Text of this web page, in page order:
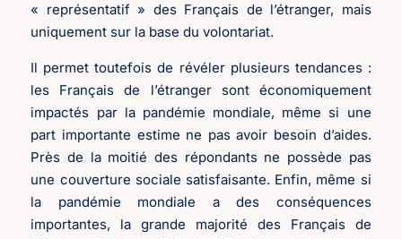
« représentatif » des Français de l’étranger, mais
uniquement sur la base du volontariat.
Il permet toutefois de révéler plusieurs tendances :
les Français de l’étranger sont économiquement
impactés par la pandémie mondiale, même si une
part importante estime ne pas avoir besoin d’aides.
Près de la moitié des répondants ne possède pas
une couverture sociale satisfaisante. Enfin, même si
la pandémie mondiale a des conséquences
importantes, la grande majorité des Français de